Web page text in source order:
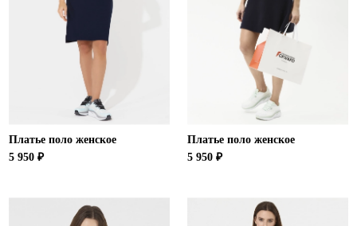
Новосибирская область (3)
Омская область (5)
Республика Башкортостан (3)
Республика Крым (1)
Республика Татарстан (2)
Ростовская область (2)
Самарская область (1)
Северная Осетия (2)
Платье поло женское
5 950 ₽
Платье поло женское
5 950 ₽